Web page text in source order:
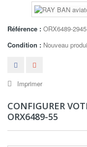
Référence : ORX6489-
Condition : Nouveau
Imprimer
CONFIGURER
ORX6489-55